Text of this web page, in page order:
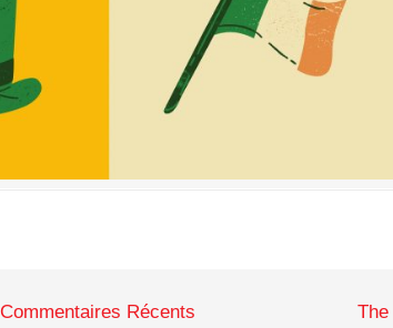
Commentaires Récents